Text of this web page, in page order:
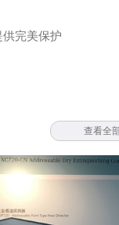
完美保护
查看全